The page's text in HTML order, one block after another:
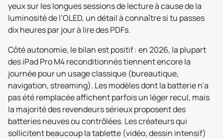
yeux sur les longues sessions de lecture à cause de la
luminosité de l’OLED, un détail à connaître si tu passes
dix heures par jour à lire des PDFs.
Côté autonomie, le bilan est positif : en 2026, la plupart
des iPad Pro M4 reconditionnés tiennent encore la
journée pour un usage classique (bureautique,
navigation, streaming). Les modèles dont la batterie n’a
pas été remplacée affichent parfois un léger recul, mais
la majorité des revendeurs sérieux proposent des
batteries neuves ou contrôlées. Les créateurs qui
sollicitent beaucoup la tablette (vidéo, dessin intensif)